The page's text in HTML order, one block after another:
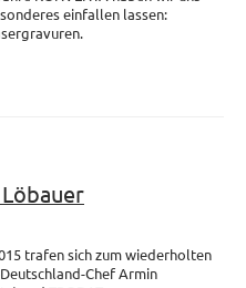
einfallen lassen:
trafen sich zum wiederholten
Chef Armin